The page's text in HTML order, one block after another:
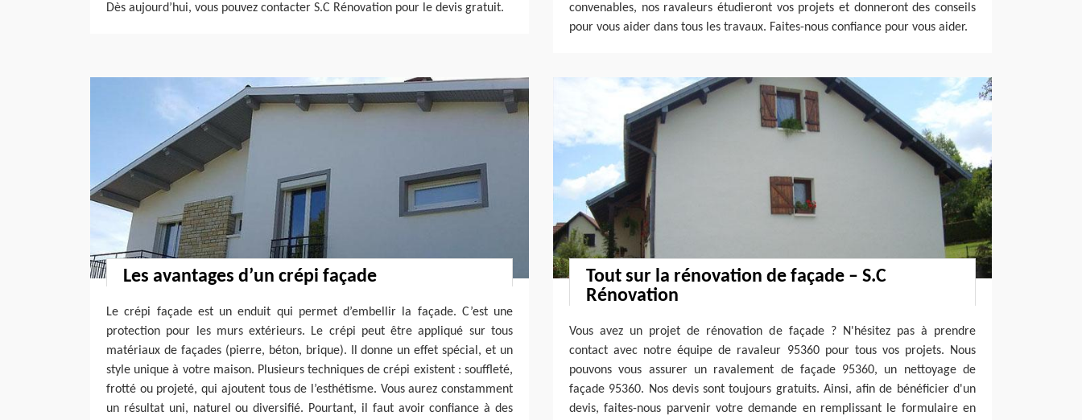
Dès aujourd’hui, vous pouvez contacter S.C Rénovation pour le devis gratuit.
convenables, nos ravaleurs étudieront vos projets et donneront des conseils
pour vous aider dans tous les travaux. Faites-nous confiance pour vous aider.
Les avantages d’un crépi façade
Le crépi façade est un enduit qui permet d’embellir la façade. C’est une
protection pour les murs extérieurs. Le crépi peut être appliqué sur tous
matériaux de façades (pierre, béton, brique). Il donne un effet spécial, et un
style unique à votre maison. Plusieurs techniques de crépi existent : souffleté,
frotté ou projeté, qui ajoutent tous de l’esthétisme. Vous aurez constamment
un résultat uni, naturel ou diversifié. Pourtant, il faut avoir confiance à des
Tout sur la rénovation de façade – S.C
Rénovation
Vous avez un projet de rénovation de façade ? N'hésitez pas à prendre
contact avec notre équipe de ravaleur 95360 pour tous vos projets. Nous
pouvons vous assurer un ravalement de façade 95360, un nettoyage de
façade 95360. Nos devis sont toujours gratuits. Ainsi, afin de bénéficier d'un
devis, faites-nous parvenir votre demande en remplissant le formulaire en